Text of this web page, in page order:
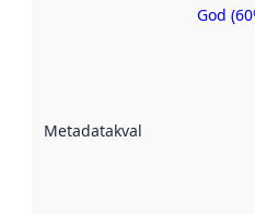
Metadatakvalitet
God